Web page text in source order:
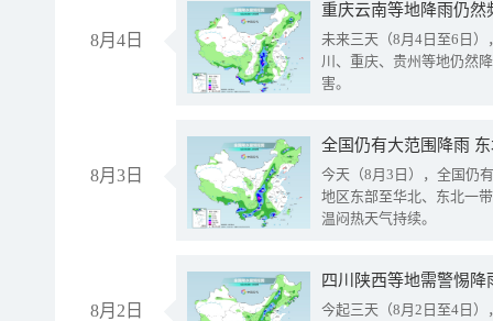
8月4日
重庆云南等地降雨仍然
未来三天（8月4日至6日
川、重庆、贵州等地仍然
害。
8月3日
全国仍有大范围降雨
今天（8月3日），全国仍
地区东部至华北、东北一
温闷热天气持续。
8月2日
今起三天（8月2日至4日